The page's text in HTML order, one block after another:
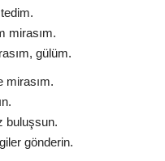
mirasım.
gülüm.
mirasım.
buluşsun.
gönderin.